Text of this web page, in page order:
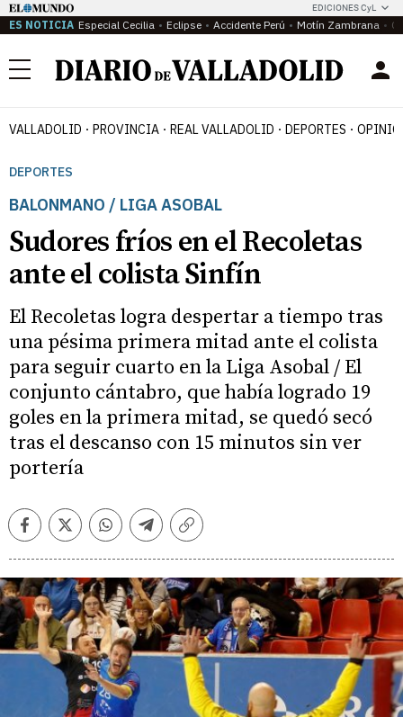
EDICIONES CyL
ES NOTICIA Especial Cecilia Eclipse Accidente Perú Motín Zambrana
Menú
VALLADOLID PROVINCIA REAL VALLADOLID DEPORTES
DEPORTES
BALONMANO / LIGA ASOBAL
Sudores fríos en el Recoletas
ante el colista Sinfín
El Recoletas logra despertar a tiempo tras
una pésima primera mitad ante el colista
para seguir cuarto en la Liga Asobal / El
conjunto cántabro, que había logrado 19
goles en la primera mitad, se quedó secó
tras el descanso con 15 minutos sin ver
portería
FacebookTwitterWhatsappTelegramCopiar